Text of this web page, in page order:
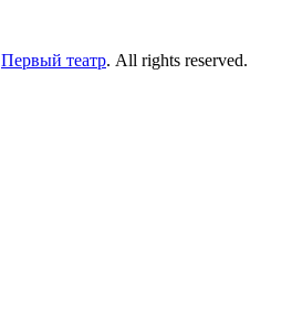
Первый театр. All rights reserved.